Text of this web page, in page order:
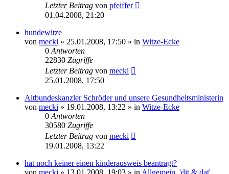
Letzter Beitrag von pfeiffer
01.04.2008, 21:20
hundewitze
von mecki » 25.01.2008, 17:50 » in Witze-Ecke
0 Antworten
22830 Zugriffe
Letzter Beitrag von mecki
25.01.2008, 17:50
Altbundeskanzler Schröder und unsere Gesundheitsministerin
von mecki » 19.01.2008, 13:22 » in Witze-Ecke
0 Antworten
30580 Zugriffe
Letzter Beitrag von mecki
19.01.2008, 13:22
hat noch keiner einen kinderausweis beantragt?
von mecki » 13.01.2008, 19:03 » in Allgemein, 'dit & dat',